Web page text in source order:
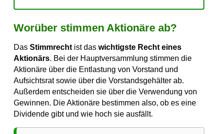
Worüber stimmen Aktionäre ab?
Das Stimmrecht ist das wichtigste Recht eines
Aktionärs. Bei der Hauptversammlung stimmen die
Aktionäre über die Entlastung von Vorstand und
Aufsichtsrat sowie über die Vorstandsgehälter ab.
Außerdem entscheiden sie über die Verwendung von
Gewinnen. Die Aktionäre bestimmen also, ob es eine
Dividende gibt und wie hoch sie ausfällt.